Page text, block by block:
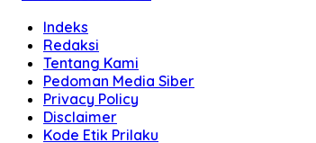
Indeks
Redaksi
Tentang Kami
Pedoman Media Siber
Privacy Policy
Disclaimer
Kode Etik Prilaku